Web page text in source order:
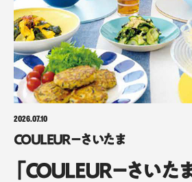
2026.07.10
COULEUR－さいたま
「COULEUR－さいた